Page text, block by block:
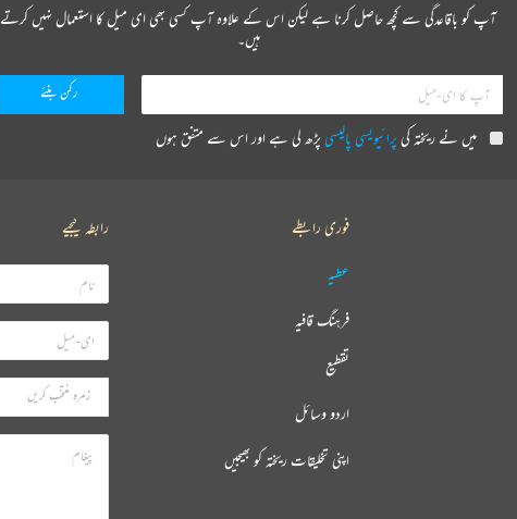
آپ کو باقاعدگی سے کچھ حاصل کرنا ہے لیکن اس کے علاوہ آپ کسی بھی ای میل کا استعمال نہیں کرتے
ہیں۔
میں نے ریختہ کیپرائیویسی پالیسیپڑھ لی ہے اور اس سے متفق ہوں
فوری رابطے
عطیہ
فرہنگ قافیہ
تقطیع
اردو وسائل
اپنی تخلیقات ریختہ کو بھیجیں
رابطہ کیجیے